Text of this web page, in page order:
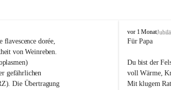
dorée,
von Weinreben.
gefährlichen
Die Übertragung
O
s
i
vor 1 Monat
Für Papa
Du bist der
voll Wärme,
Mit klugem